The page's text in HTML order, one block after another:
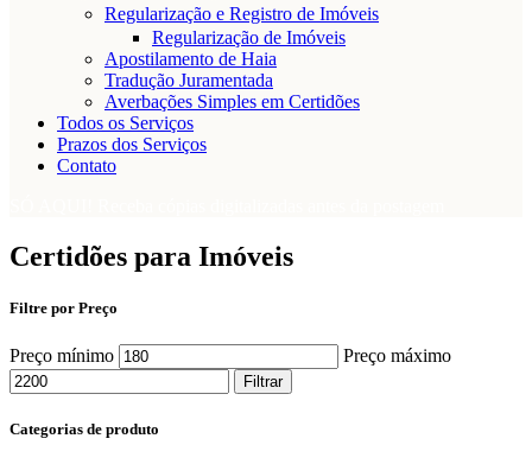
Regularização e Registro de Imóveis
Regularização de Imóveis
Apostilamento de Haia
Tradução Juramentada
Averbações Simples em Certidões
Todos os Serviços
Prazos dos Serviços
Contato
Certidões para Imóveis
Filtre por Preço
Preço mínimo Preço máximo
Filtrar
Categorias de produto